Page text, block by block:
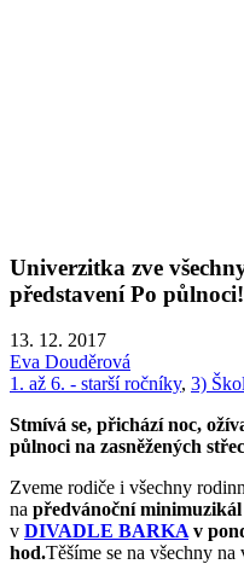
Univerzitka zve
představení Po půlnoci!
13. 12. 2017
Eva Douděrová
1. až 6. - starší ročníky, 3)
Stmívá se, přichází noc,
půlnoci na zasněžených
Zveme rodiče i všechny
na předvánoční
v DIVADLE BARKAv
hod.Těšíme se na všechny